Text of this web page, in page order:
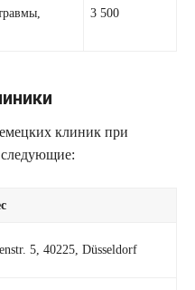
3 500
клиник при
следующие:
5, 40225, Düsseldorf